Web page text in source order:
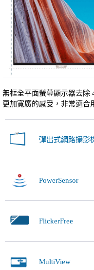
無框全平面螢幕顯示器去除
更加寬廣的感受，非常適合
彈出式網路攝影
PowerSensor
FlickerFree
MultiView